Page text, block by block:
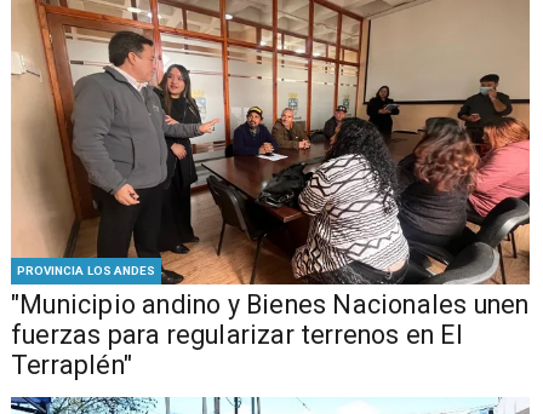
PROVINCIA LOS ANDES
"Municipio andino y Bienes Nacionales unen
fuerzas para regularizar terrenos en El
Terraplén"